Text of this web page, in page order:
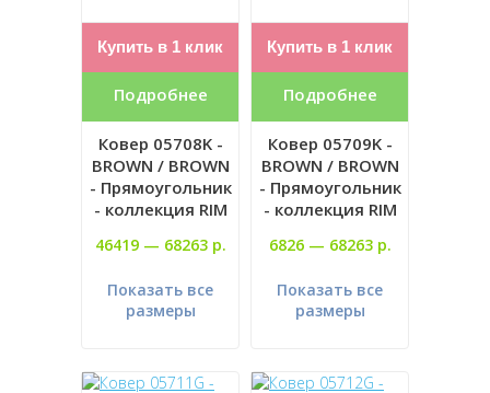
Купить в 1 клик
Подробнее
Ковер 05708K -
BROWN / BROWN
- Прямоугольник
- коллекция RIM
46419 — 68263 р.
Показать все
размеры
Купить в 1 клик
Подробнее
Ковер 05709K -
BROWN / BROWN
- Прямоугольник
- коллекция RIM
6826 — 68263 р.
Показать все
размеры